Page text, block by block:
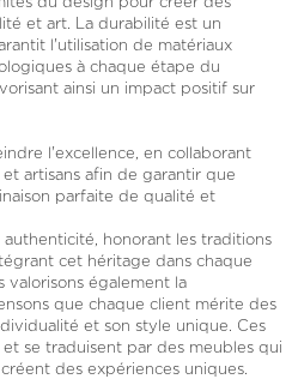
et art. La durabilité est un
l'utilisation de matériaux
à chaque étape du
ainsi un impact positif sur
l'excellence, en collaborant
artisans afin de garantir que
parfaite de qualité et
honorant les traditions
cet héritage dans chaque
valorisons également la
que chaque client mérite des
et son style unique. Ces
se traduisent par des meubles qui
des expériences uniques.